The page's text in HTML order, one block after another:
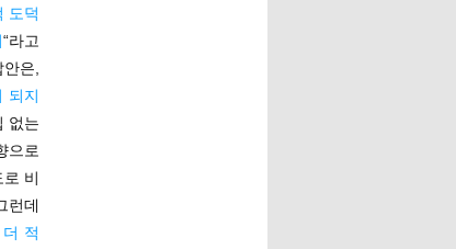
도덕
“라고
은,
되지
없는
으로
로 비
런데
더 적